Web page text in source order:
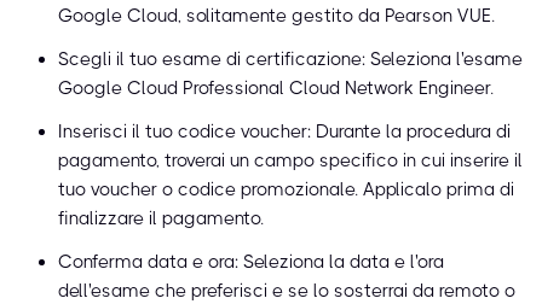
Google Cloud, solitamente gestito da Pearson VUE.
Scegli il tuo esame di certificazione: Seleziona l'esame
Google Cloud Professional Cloud Network Engineer.
Inserisci il tuo codice voucher: Durante la procedura di
pagamento, troverai un campo specifico in cui inserire il
tuo voucher o codice promozionale. Applicalo prima di
finalizzare il pagamento.
Conferma data e ora: Seleziona la data e l'ora
dell'esame che preferisci e se lo sosterrai da remoto o